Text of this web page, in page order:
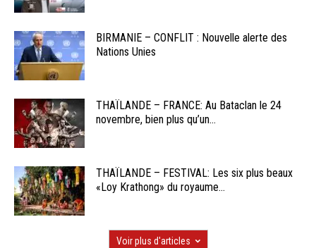
BIRMANIE – CONFLIT : Nouvelle alerte des
Nations Unies
THAÏLANDE – FRANCE: Au Bataclan le 24
novembre, bien plus qu’un...
THAÏLANDE – FESTIVAL: Les six plus beaux
«Loy Krathong» du royaume...
Voir plus d'articles